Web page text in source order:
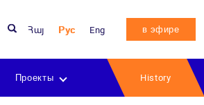
Հայ Рус Eng в эфире
Проекты History